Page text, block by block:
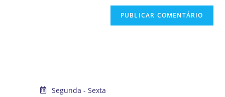
Segunda - Sexta